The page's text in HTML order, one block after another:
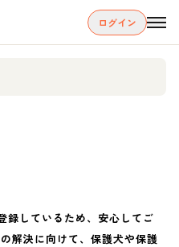
ログイン
録しているため、安心してご
解決に向けて、保護犬や保護